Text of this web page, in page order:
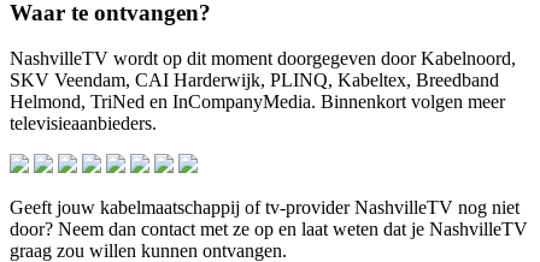
Waar te ontvangen?
NashvilleTV wordt op dit moment doorgegeven door Kabelnoord,
SKV Veendam, CAI Harderwijk, PLINQ, Kabeltex, Breedband
Helmond, TriNed en InCompanyMedia. Binnenkort volgen meer
televisieaanbieders.
Geeft jouw kabelmaatschappij of tv-provider NashvilleTV nog niet
door? Neem dan contact met ze op en laat weten dat je NashvilleTV
graag zou willen kunnen ontvangen.